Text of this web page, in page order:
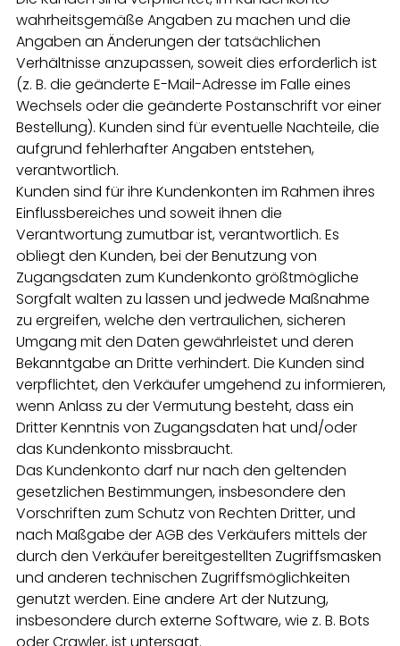
wahrheitsgemäße Angaben zu machen und die
Angaben an Änderungen der tatsächlichen
Verhältnisse anzupassen, soweit dies erforderlich ist
(z. B. die geänderte E-Mail-Adresse im Falle eines
Wechsels oder die geänderte Postanschrift vor einer
Bestellung). Kunden sind für eventuelle Nachteile, die
aufgrund fehlerhafter Angaben entstehen,
verantwortlich.
Kunden sind für ihre Kundenkonten im Rahmen ihres
Einflussbereiches und soweit ihnen die
Verantwortung zumutbar ist, verantwortlich. Es
obliegt den Kunden, bei der Benutzung von
Zugangsdaten zum Kundenkonto größtmögliche
Sorgfalt walten zu lassen und jedwede Maßnahme
zu ergreifen, welche den vertraulichen, sicheren
Umgang mit den Daten gewährleistet und deren
Bekanntgabe an Dritte verhindert. Die Kunden sind
verpflichtet, den Verkäufer umgehend zu informieren,
wenn Anlass zu der Vermutung besteht, dass ein
Dritter Kenntnis von Zugangsdaten hat und/oder
das Kundenkonto missbraucht.
Das Kundenkonto darf nur nach den geltenden
gesetzlichen Bestimmungen, insbesondere den
Vorschriften zum Schutz von Rechten Dritter, und
nach Maßgabe der AGB des Verkäufers mittels der
durch den Verkäufer bereitgestellten Zugriffsmasken
und anderen technischen Zugriffsmöglichkeiten
genutzt werden. Eine andere Art der Nutzung,
insbesondere durch externe Software, wie z. B. Bots